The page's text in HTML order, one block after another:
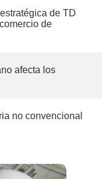
de TD
de
afecta los
no convencional